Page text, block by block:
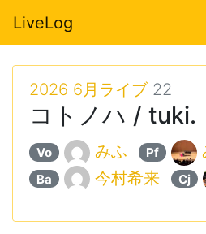
LiveLog
2026 6月ライブ22
コトノハ / tuki.
Vo みふ Pf
Ba 今村希来 Cj